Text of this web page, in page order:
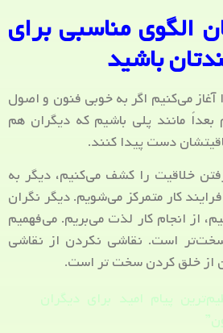
الگوی مناسبی برای
باشید
آغاز می‌کنیم اگر به خوبی فنون و اصول
بعداً مانند پلی باشیم که دیگران هم
دست پیدا کنند.
خلاقیت را کشف می‌کنیم، دیگر به
کار متمرکز می‌شویم. دیگر نگران
از انجام کار لذت می‌بریم. می‌فهمیم
است. نقاشی نکردن از نقاشی
از خلق کردن سخت تر است.
پیام امید برای دیگران